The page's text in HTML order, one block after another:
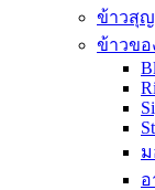
ข้าวสุ
ข้าวข